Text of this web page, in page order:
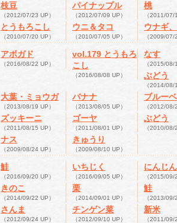
枝豆
（2012/07/23 UP）
パイナップル
（2012/07/09 UP）
桃
（2011/07/
とうもろこし
（2010/07/20 UP）
ウニ＆タコ
（2010/07/05 UP）
ウナギ
（2009/07/
アボガド
（2016/08/22 UP）
vol.179 とうもろ
こし
（2016/08/08 UP）
なす
（2015/08/
ぶどう
（2014/08/
大葉・ミョウガ
（2013/08/19 UP）
バナナ
（2013/08/05 UP）
ブルー
（2012/08/
ズッキーニ
（2011/08/15 UP）
ゴーヤ
（2011/08/01 UP）
ぶどう
（2010/08/
ナス
（2009/08/24 UP）
きゅうり
（2009/08/10 UP）
鮭
（2016/09/20 UP）
いちじく
（2016/09/05 UP）
にんじん
（2015/09/
きのこ
（2014/09/22 UP）
栗
（2014/09/01 UP）
鮭
（2013/09/
さんま
（2012/09/24 UP）
チンゲン菜
（2012/09/10 UP）
新米
（2011/09/